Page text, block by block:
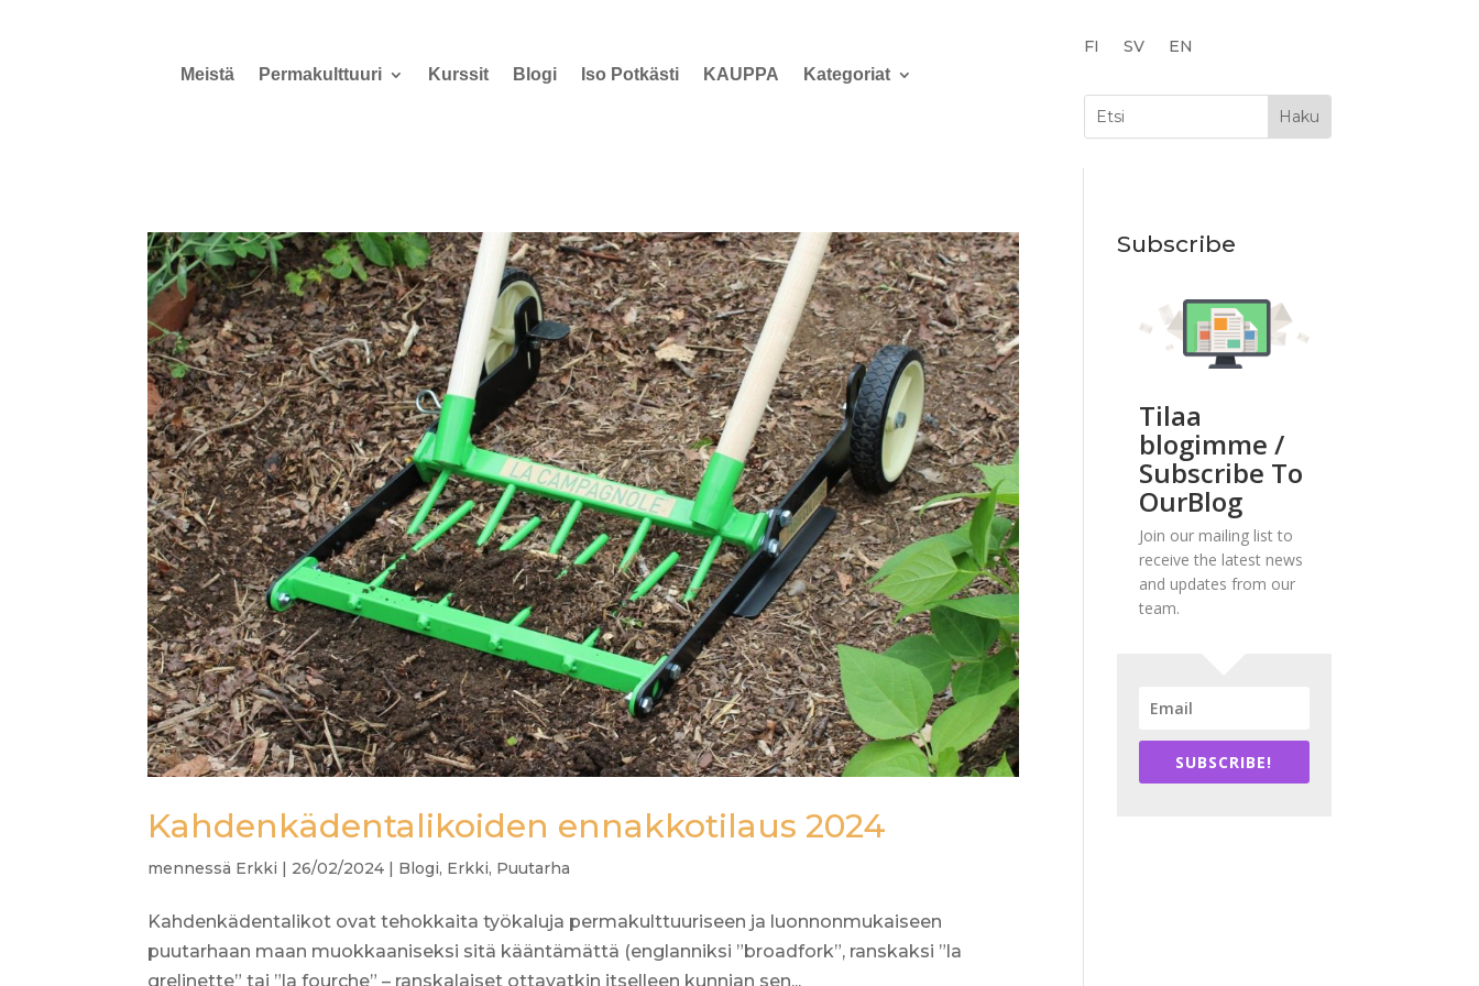
Meistä Permakulttuuri Kurssit Blogi Iso Potkästi KAUPPA Kategoriat
FI SV EN
Kahdenkädentalikoiden ennakkotilaus 2024
mennessä Erkki | 26/02/2024 | Blogi, Erkki, Puutarha
Kahdenkädentalikot ovat tehokkaita työkaluja permakulttuuriseen ja luonnonmukaiseen
puutarhaan maan muokkaaniseksi sitä kääntämättä (englanniksi ”broadfork”, ranskaksi ”la
grelinette” tai ”la fourche” – ranskalaiset ottavatkin itselleen kunnian sen...
Subscribe
Tilaa
blogimme /
Subscribe To
OurBlog
Join our mailing list to
receive the latest news
and updates from our
team.
SUBSCRIBE!